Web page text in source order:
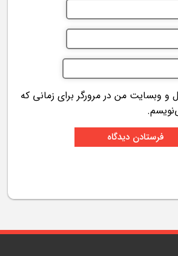
و وبسایت من در مرورگر برای زمانی که